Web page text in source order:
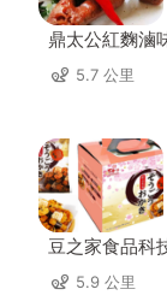
鼎太公紅麴滷
5.7 公里
豆之家食品科
5.9 公里